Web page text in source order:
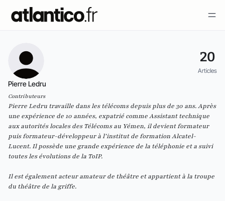
20
Articles
Pierre Ledru
Contributeurs
Pierre Ledru travaille dans les télécoms depuis plus de 30 ans. Après
une expérience de 10 années, expatrié comme Assistant technique
aux autorités locales des Télécoms au Yémen, il devient formateur
puis formateur-développeur à l’institut de formation Alcatel-
Lucent. Il possède une grande expérience de la téléphonie et a suivi
toutes les évolutions de la ToIP.
Il est également acteur amateur de théâtre et appartient à la troupe
du théâtre de la griffe.